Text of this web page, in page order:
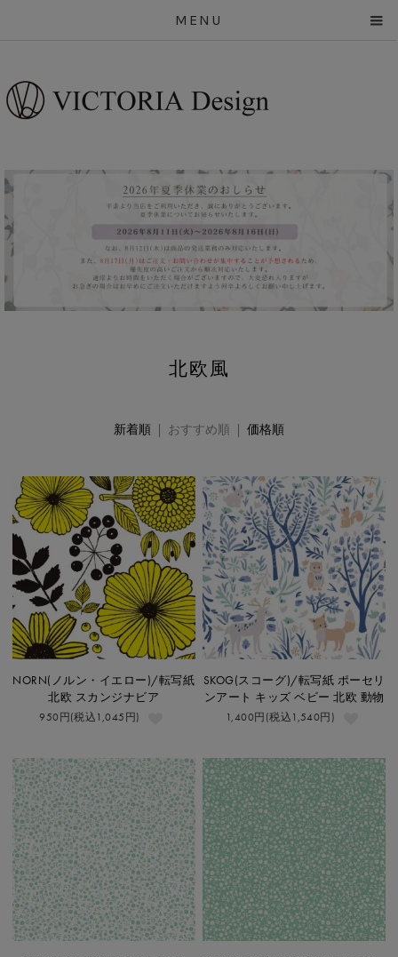
MENU
北欧風
新着順 | おすすめ順 | 価格順
NORN(ノルン・イエロー)/転写紙
北欧 スカンジナビア
950円(税込1,045円)
SKOG(スコーグ)/転写紙 ポーセリ
ンアート キッズ ベビー 北欧 動物
1,400円(税込1,540円)